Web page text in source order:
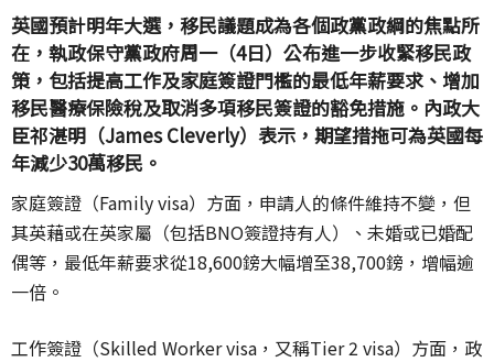
英國預計明年大選，移民議題成為各個政黨政綱的焦點所
在，執政保守黨政府周一（4日）公布進一步收緊移民政
策，包括提高工作及家庭簽證門檻的最低年薪要求、增加
移民醫療保險稅及取消多項移民簽證的豁免措施。內政大
臣祁湛明（James Cleverly）表示，期望措拖可為英國每
年減少30萬移民。
家庭簽證（Family visa）方面，申請人的條件維持不變，但
其英藉或在英家屬（包括BNO簽證持有人）、未婚或已婚配
偶等，最低年薪要求從18,600鎊大幅增至38,700鎊，增幅逾
一倍。
工作簽證（Skilled Worker visa，又稱Tier 2 visa）方面，政